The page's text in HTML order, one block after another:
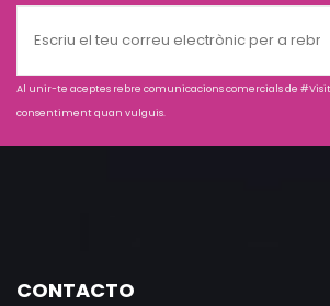
Al unir-te aceptes rebre comunicacions comercials de
consentiment quan vulguis.
CONTACTO